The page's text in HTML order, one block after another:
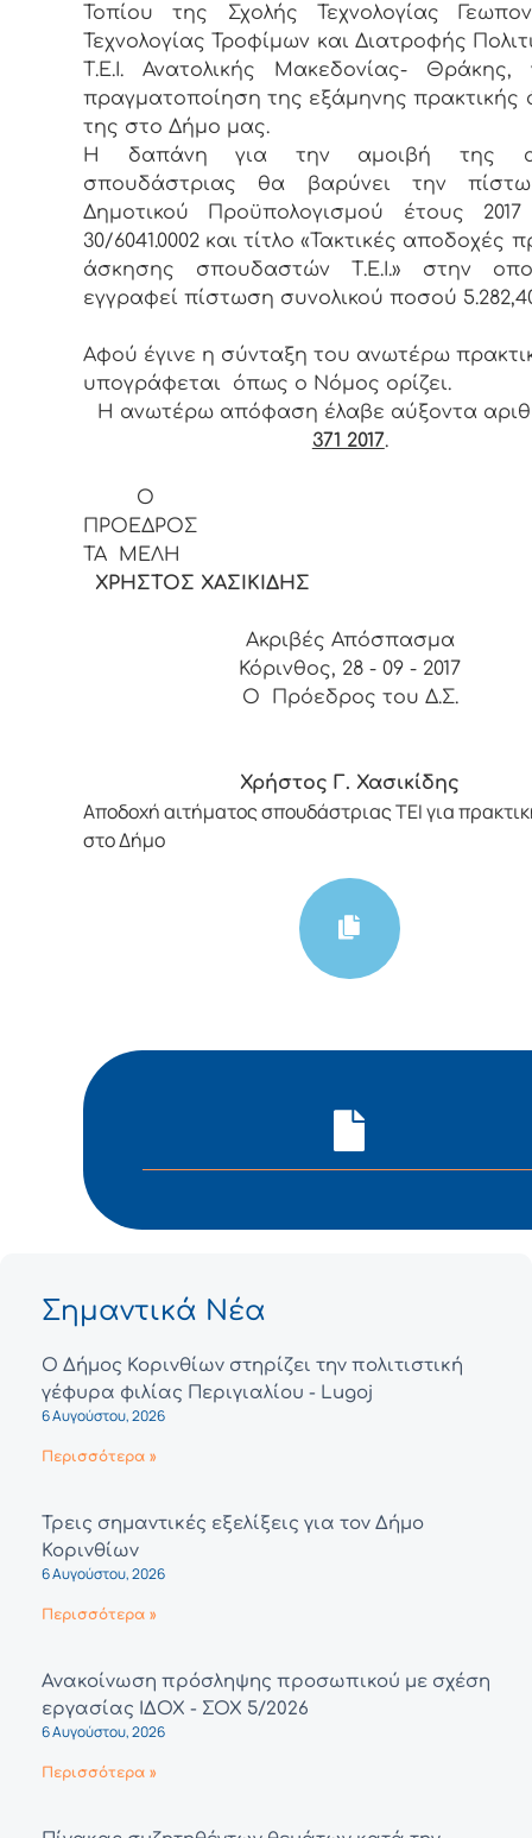
Τοπίου της Σχολής Τεχνολογίας
Τεχνολογίας Τροφίμων και Διατροφής
Τ.Ε.Ι. Ανατολικής Μακεδονίας- Θράκης,
πραγματοποίηση της εξάμηνης πρακτικής
της στο Δήμο μας.
Η δαπάνη για την αμοιβή της
σπουδάστριας θα βαρύνει την
Δημοτικού Προϋπολογισμού έτους
30/6041.0002 και τίτλο «Τακτικές αποδοχές
άσκησης σπουδαστών Τ.Ε.Ι.» στην
εγγραφεί πίστωση συνολικού ποσού
Αφού έγινε η σύνταξη του ανωτέρω
υπογράφεται όπως ο Νόμος ορίζει.
Η ανωτέρω απόφαση έλαβε αύξοντα
371 2017.
Ο
ΤΑ ΜΕΛΗ
ΧΡΗΣΤΟΣ ΧΑΣΙΚΙΔΗΣ
Ακριβές Απόσπασμα
Κόρινθος, 28 - 09 - 2017
Ο Πρόεδρος του Δ.Σ.
Χρήστος Γ. Χασικίδης
Αποδοχή αιτήματος σπουδάστριας ΤΕΙ για
στο Δήμο
Σημαντικά Νέα
Ο Δήμος Κορινθίων στηρίζει την πολιτιστική
γέφυρα φιλίας Περιγιαλίου - Lugoj
6 Αυγούστου, 2026
Περισσότερα »
Τρεις σημαντικές εξελίξεις για τον Δήμο
Κορινθίων
6 Αυγούστου, 2026
Περισσότερα »
Ανακοίνωση πρόσληψης προσωπικού με σχέση
εργασίας ΙΔΟΧ - ΣΟΧ 5/2026
6 Αυγούστου, 2026
Περισσότερα »